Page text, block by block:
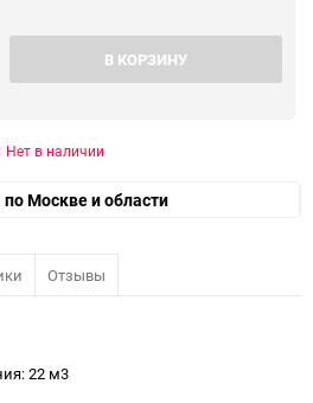
В КОРЗИНУ
Нет в наличии
Москве и области
Отзывы
22 м3